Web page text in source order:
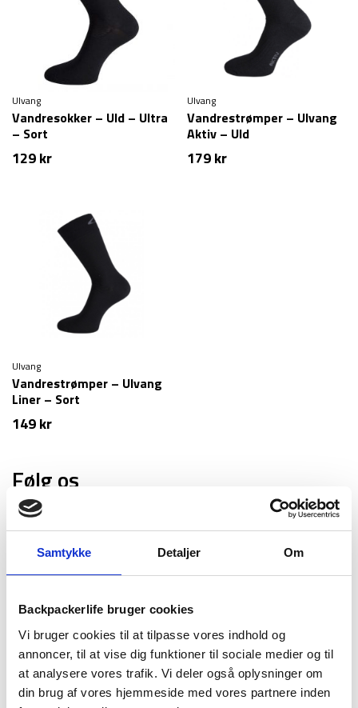
Samtykke Detaljer Om
Backpackerlife bruger cookies
Vi bruger cookies til at tilpasse vores indhold og
annoncer, til at vise dig funktioner til sociale medier og til
at analysere vores trafik. Vi deler også oplysninger om
din brug af vores hjemmeside med vores partnere inden
Ulvang
Vandresokker – Uld – Ultra
– Sort
129kr
Ulvang
Vandrestrømper – Ulvang
Aktiv – Uld
179kr
Ulvang
Vandrestrømper – Ulvang
Liner – Sort
149kr
Følg os
Populært udstyr
Telt - Tipi - 4 personer
1.299kr